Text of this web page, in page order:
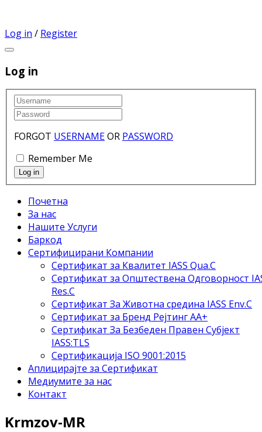
Log in / Register
Log in
FORGOT USERNAMEOR PASSWORD
Remember Me
Почетна
За нас
Нашите Услуги
Баркод
Сертифицирани Компании
Сертификат за Квалитет IASS Qua.C
Сертификат за Општествена Одговорност
Res.C
Сертификат За Животна средина IASS Env.C
Сертификат за Бренд Рејтинг АА+
Сертификат За Безбеден Правен Субјект
IASS:TLS
Сертификација ISO 9001:2015
Аплицирајте за Сертификат
Медиумите за нас
Контакт
Krmzov-MR